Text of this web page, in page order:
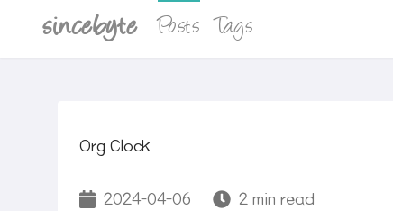
sincebyte Posts Tags
Org Clock
2024-04-06 2 min read